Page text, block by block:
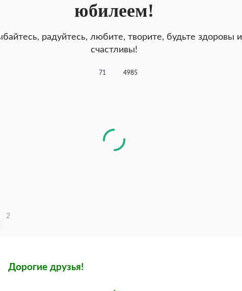
юбилеем!
радуйтесь, любите, творите, будьте здоровы и
счастливы!
71 4985
2
Дорогие друзья!